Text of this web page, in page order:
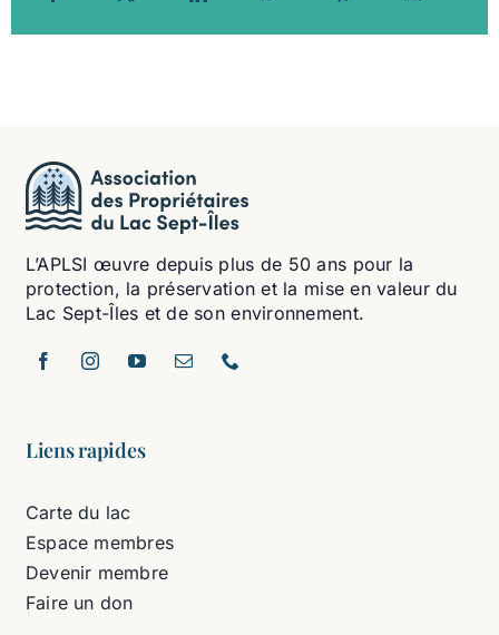
L’APLSI œuvre depuis plus de 50 ans pour la
protection, la préservation et la mise en valeur du
Lac Sept-Îles et de son environnement.
Liens rapides
Carte du lac
Espace membres
Devenir membre
Faire un don